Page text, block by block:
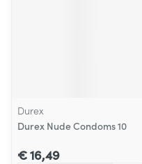
Durex
Durex Nude Condoms 10
€ 16,49